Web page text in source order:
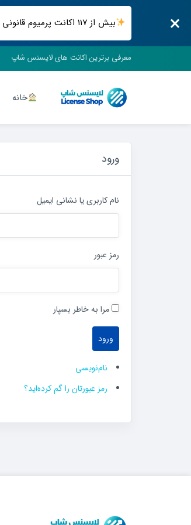
بیش از ۱۱۷ اکانت پرمیوم قانونی و کاملا رایگان موسیقی ، فیلم و سریال ، فضای ابری و .. فقط در لایسنس شاپ
معرفی برترین اکانت های لایسنس شاپ
خانه
ورود
نام کاربری یا نشانی ایمیل
رمز عبور
مرا به خاطر بسپار
ورود
نام‌نویسی
رمز عبورتان را گم کرده‌اید؟